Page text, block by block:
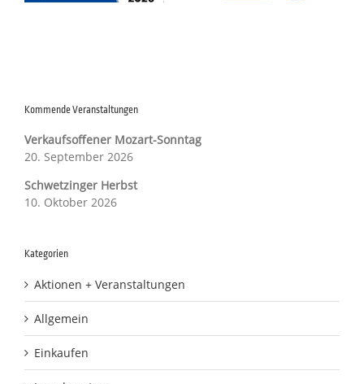
Kommende Veranstaltungen
Verkaufsoffener Mozart-Sonntag
20. September 2026
Schwetzinger Herbst
10. Oktober 2026
Kategorien
Aktionen + Veranstaltungen
Allgemein
Einkaufen